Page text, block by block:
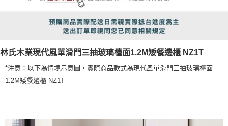
林氏木業現代風單滑門三抽玻璃檯面1.2M矮餐邊櫃 NZ1T
*注意：以下為情境示意圖，實際商品款式為現代風單滑門三抽玻璃檯面
1.2M矮餐邊櫃 NZ1T